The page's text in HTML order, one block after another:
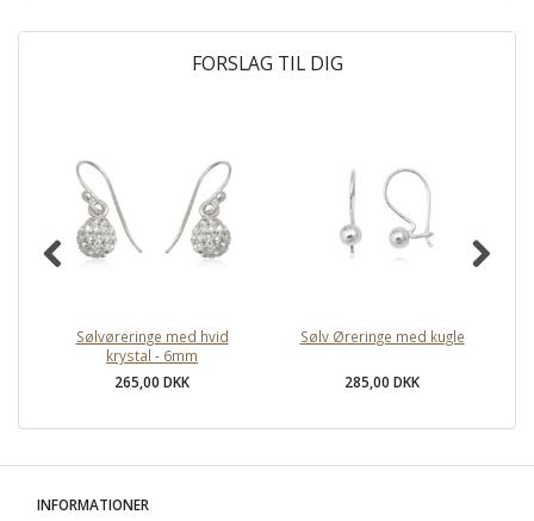
FORSLAG TIL DIG
Sølvøreringe med hvid
krystal - 6mm
265,00 DKK
Sølv Øreringe med kugle
285,00 DKK
INFORMATIONER